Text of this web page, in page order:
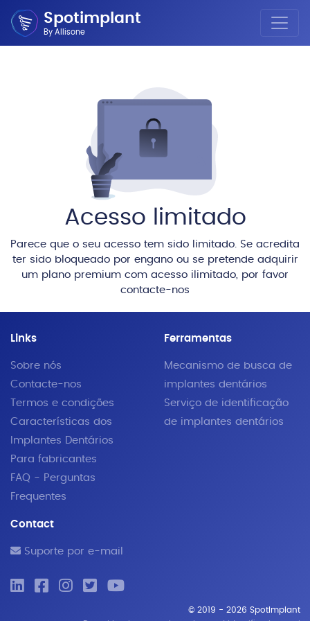
Spotimplant
By Allisone
Acesso limitado
Parece que o seu acesso tem sido limitado. Se acredita
ter sido bloqueado por engano ou se pretende adquirir
um plano premium com acesso ilimitado, por favor
contacte-nos
Links
Sobre nós
Contacte-nos
Termos e condições
Características dos
Implantes Dentários
Para fabricantes
FAQ - Perguntas
Frequentes
Ferramentas
Mecanismo de busca de
implantes dentários
Serviço de identificação
de implantes dentários
Contact
Suporte por e-mail
© 2019 - 2026 SpotImplant